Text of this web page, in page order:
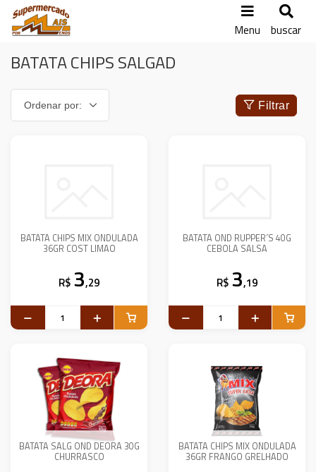
Menu buscar
BATATA CHIPS SALGAD
Filtrar
BATATA CHIPS MIX ONDULADA
36GR COST LIMAO
R$ 3,29
BATATA OND RUPPER´S 40G
CEBOLA SALSA
R$ 3,19
BATATA SALG OND DEORA 30G
CHURRASCO
BATATA CHIPS MIX ONDULADA
36GR FRANGO GRELHADO